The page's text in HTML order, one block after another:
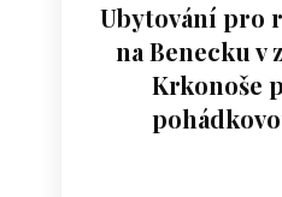
Ubytování pro
na Benecku v
Krkonoše